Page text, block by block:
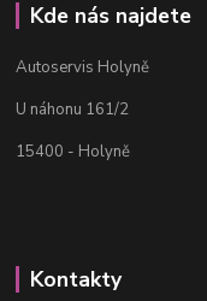
Kde nás najdete
Autoservis Holyně
U náhonu 161/2
15400 - Holyně
Kontakty